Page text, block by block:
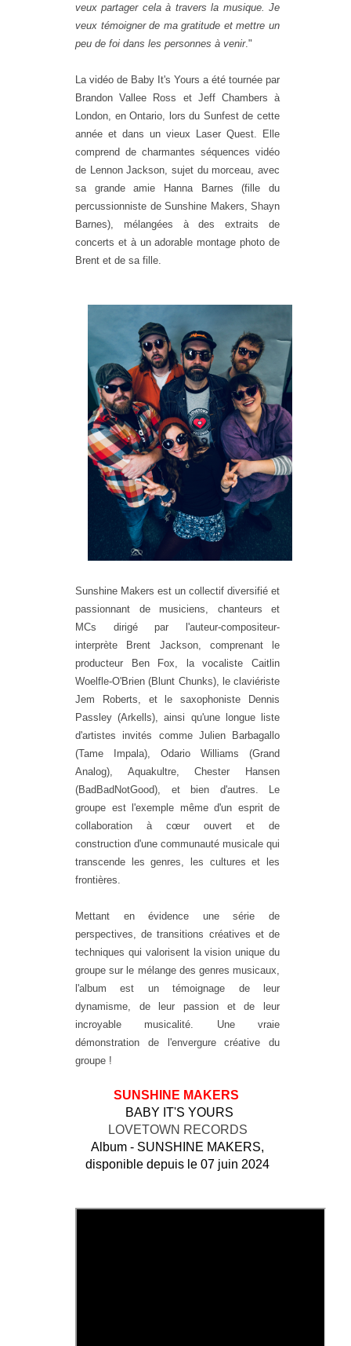
veux partager cela à travers la musique. Je
veux témoigner de ma gratitude et mettre un
peu de foi dans les personnes à venir."
La vidéo de Baby It's Yours a été tournée par
Brandon Vallee Ross et Jeff Chambers à
London, en Ontario, lors du Sunfest de cette
année et dans un vieux Laser Quest. Elle
comprend de charmantes séquences vidéo
de Lennon Jackson, sujet du morceau, avec
sa grande amie Hanna Barnes (fille du
percussionniste de Sunshine Makers, Shayn
Barnes), mélangées à des extraits de
concerts et à un adorable montage photo de
Brent et de sa fille.
Sunshine Makers est un collectif diversifié et
passionnant de musiciens, chanteurs et
MCs dirigé par l'auteur-compositeur-
interprète Brent Jackson, comprenant le
producteur Ben Fox, la vocaliste Caitlin
Woelfle-O'Brien (Blunt Chunks), le claviériste
Jem Roberts, et le saxophoniste Dennis
Passley (Arkells), ainsi qu'une longue liste
d'artistes invités comme Julien Barbagallo
(Tame Impala), Odario Williams (Grand
Analog), Aquakultre, Chester Hansen
(BadBadNotGood), et bien d'autres. Le
groupe est l'exemple même d'un esprit de
collaboration à cœur ouvert et de
construction d'une communauté musicale qui
transcende les genres, les cultures et les
frontières.
Mettant en évidence une série de
perspectives, de transitions créatives et de
techniques qui valorisent la vision unique du
groupe sur le mélange des genres musicaux,
l'album est un témoignage de leur
dynamisme, de leur passion et de leur
incroyable musicalité. Une vraie
démonstration de l'envergure créative du
groupe !
SUNSHINE MAKERS
BABY IT'S YOURS
LOVETOWN RECORDS
Album - SUNSHINE MAKERS,
disponible depuis le 07 juin 2024